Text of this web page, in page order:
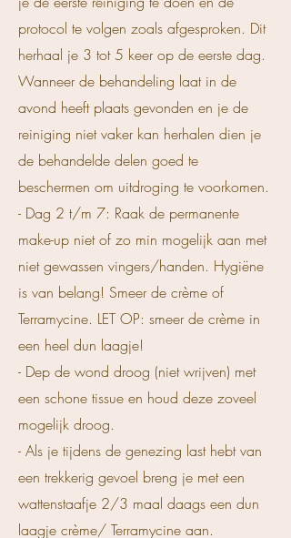
protocol te volgen zoals afgesproken. Dit
herhaal je 3 tot 5 keer op de eerste dag.
Wanneer de behandeling laat in de
avond heeft plaats gevonden en je de
reiniging niet vaker kan herhalen dien je
de behandelde delen goed te
beschermen om uitdroging te voorkomen.
- Dag 2 t/m 7: Raak de permanente
make-up niet of zo min mogelijk aan met
niet gewassen vingers/handen. Hygiëne
is van belang! Smeer de crème of
Terramycine. LET OP: smeer de crème in
een heel dun laagje!
- Dep de wond droog (niet wrijven) met
een schone tissue en houd deze zoveel
mogelijk droog.
- Als je tijdens de genezing last hebt van
een trekkerig gevoel breng je met een
wattenstaafje 2/3 maal daags een dun
laagje crème/ Terramycine aan.